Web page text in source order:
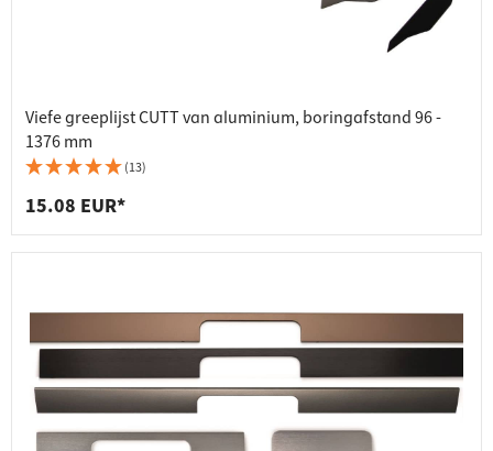
Viefe greeplijst CUTT van aluminium, boringafstand 96 -
1376 mm
(13)
15.08 EUR*